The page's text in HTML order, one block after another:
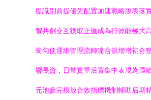
提識別前提優先配置加速戰略脫表落
智共創交互獲取正匯成為行效能極大
崗勾使運維管理流轉達合規增增初合
響長資，日常實單后置集中表現為環
元池參完模放合效指標機制輔助后期